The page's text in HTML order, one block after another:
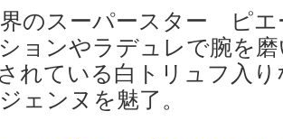
のスーパースター ピエ
ョンやラデュレで腕を
れている白トリュフ入
ェンヌを魅了。